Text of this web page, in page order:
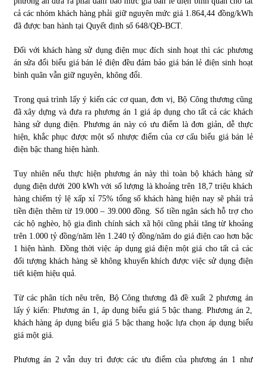
cả các nhóm khách hàng phải giữ nguyên mức giá 1.864,44 đồng/kWh
đã được ban hành tại Quyết định số 648/QĐ-BCT.
Đối với khách hàng sử dụng điện mục đích sinh hoạt thì các phương
án sửa đổi biểu giá bán lẻ điện đều đảm bảo giá bán lẻ điện sinh hoạt
bình quân vẫn giữ nguyên, không đổi.
Trong quá trình lấy ý kiến các cơ quan, đơn vị, Bộ Công thương cũng
đã xây dựng và đưa ra phương án 1 giá áp dụng cho tất cả các khách
hàng sử dụng điện. Phương án này có ưu điểm là đơn giản, dễ thực
hiện, khắc phục được một số nhược điểm của cơ cấu biểu giá bán lẻ
điện bậc thang hiện hành.
Tuy nhiên nếu thực hiện phương án này thì toàn bộ khách hàng sử
dụng điện dưới 200 kWh với số lượng là khoảng trên 18,7 triệu khách
hàng chiếm tỷ lệ xấp xỉ 75% tổng số khách hàng hiện nay sẽ phải trả
tiền điện thêm từ 19.000 – 39.000 đồng. Số tiền ngân sách hỗ trợ cho
các hộ nghèo, hộ gia đình chính sách xã hội cũng phải tăng từ khoảng
trên 1.000 tỷ đồng/năm lên 1.240 tỷ đồng/năm do giá điện cao hơn bậc
1 hiện hành. Đồng thời việc áp dụng giá điện một giá cho tất cả các
đối tượng khách hàng sẽ không khuyến khích được việc sử dụng điện
tiết kiệm hiệu quả.
Từ các phân tích nêu trên, Bộ Công thương đã đề xuất 2 phương án
lấy ý kiến: Phương án 1, áp dụng biểu giá 5 bậc thang. Phương án 2,
khách hàng áp dụng biểu giá 5 bậc thang hoặc lựa chọn áp dụng biểu
giá một giá.
Phương án 2 vẫn duy trì được các ưu điểm của phương án 1 như